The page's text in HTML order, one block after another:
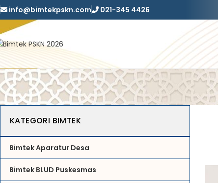
info@bimtekpskn.com 021-345 4426
KATEGORI BIMTEK
Bimtek Aparatur Desa
Bimtek BLUD Puskesmas